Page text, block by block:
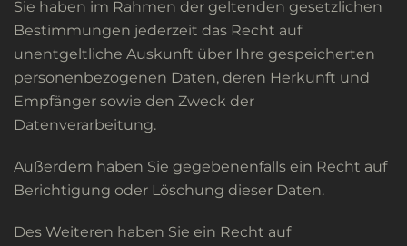
Sie haben im Rahmen der geltenden gesetzlichen
Bestimmungen jederzeit das Recht auf
unentgeltliche Auskunft über Ihre gespeicherten
personenbezogenen Daten, deren Herkunft und
Empfänger sowie den Zweck der
Datenverarbeitung.
Außerdem haben Sie gegebenenfalls ein Recht auf
Berichtigung oder Löschung dieser Daten.
Des Weiteren haben Sie ein Recht auf